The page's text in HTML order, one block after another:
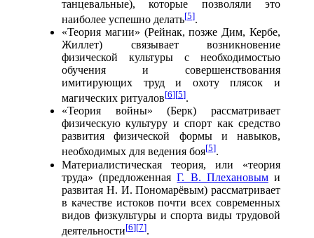
танцевальные), которые позволяли это
наиболее успешно делать[5].
«Теория магии» (Рейнак, позже Дим, Кербе,
Жиллет) связывает возникновение
физической культуры с необходимостью
обучения и совершенствования
имитирующих труд и охоту плясок и
магических ритуалов[6][5].
«Теория войны» (Берк) рассматривает
физическую культуру и спорт как средство
развития физической формы и навыков,
необходимых для ведения боя[5].
Материалистическая теория, или «теория
труда» (предложенная Г. В. Плехановым и
развитая Н. И. Пономарёвым) рассматривает
в качестве истоков почти всех современных
видов физкультуры и спорта виды трудовой
деятельности[6][7].